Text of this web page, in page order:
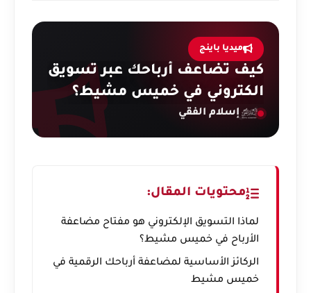
ميديا باينج
كيف تضاعف أرباحك عبر تسويق
الكتروني في خميس مشيط؟
إسلام الفقي
محتويات المقال:
لماذا التسويق الإلكتروني هو مفتاح مضاعفة
الأرباح في خميس مشيط؟
الركائز الأساسية لمضاعفة أرباحك الرقمية في
خميس مشيط